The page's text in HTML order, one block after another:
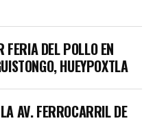
FERIA DEL POLLO EN
HUEYPOXTLA
AV. FERROCARRIL DE